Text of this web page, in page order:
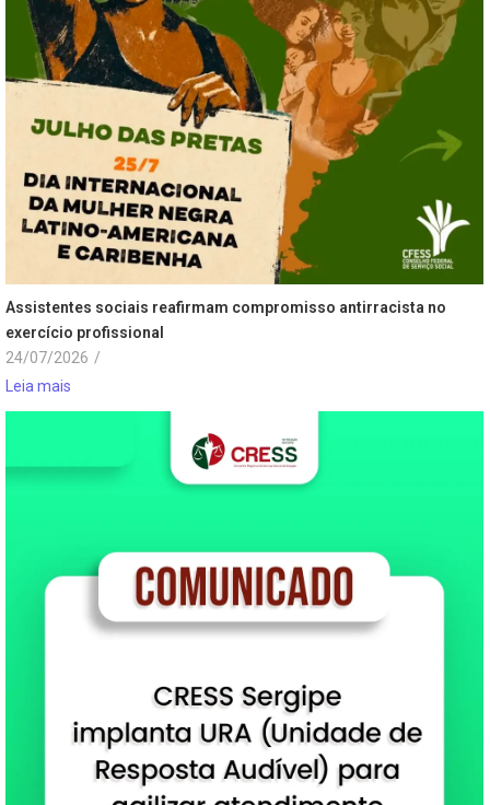
Assistentes sociais reafirmam compromisso antirracista no
exercício profissional
24/07/2026 /
Leia mais